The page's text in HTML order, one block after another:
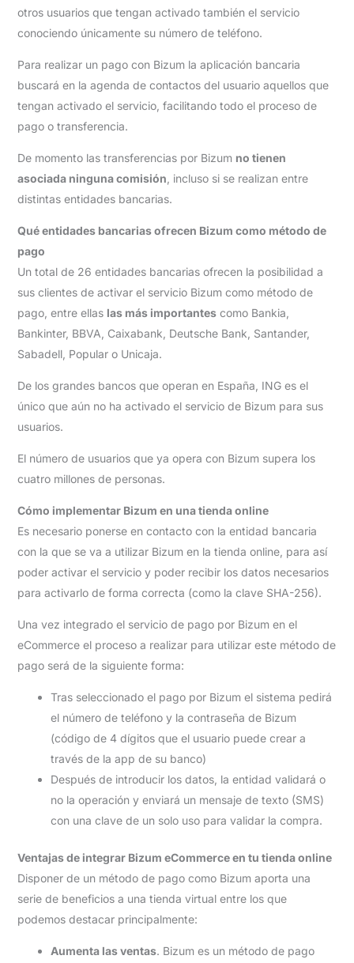
otros usuarios que tengan activado también el servicio
conociendo únicamente su número de teléfono.
Para realizar un pago con Bizum la aplicación bancaria
buscará en la agenda de contactos del usuario aquellos que
tengan activado el servicio, facilitando todo el proceso de
pago o transferencia.
De momento las transferencias por Bizum no tienen
asociada ninguna comisión , incluso si se realizan entre
distintas entidades bancarias.
Qué entidades bancarias ofrecen Bizum como método de
pago
Un total de 26 entidades bancarias ofrecen la posibilidad a
sus clientes de activar el servicio Bizum como método de
pago, entre ellas las más importantescomo Bankia,
Bankinter, BBVA, Caixabank, Deutsche Bank, Santander,
Sabadell, Popular o Unicaja.
De los grandes bancos que operan en España, ING es el
único que aún no ha activado el servicio de Bizum para sus
usuarios.
El número de usuarios que ya opera con Bizum supera los
cuatro millones de personas.
Cómo implementar Bizum en una tienda online
Es necesario ponerse en contacto con la entidad bancaria
con la que se va a utilizar Bizum en la tienda online, para así
poder activar el servicio y poder recibir los datos necesarios
para activarlo de forma correcta (como la clave SHA-256).
Una vez integrado el servicio de pago por Bizum en el
eCommerce el proceso a realizar para utilizar este método de
pago será de la siguiente forma:
Tras seleccionado el pago por Bizum el sistema pedirá
el número de teléfono y la contraseña de Bizum
(código de 4 dígitos que el usuario puede crear a
través de la app de su banco)
Después de introducir los datos, la entidad validará o
no la operación y enviará un mensaje de texto (SMS)
con una clave de un solo uso para validar la compra.
Ventajas de integrar Bizum eCommerce en tu tienda online
Disponer de un método de pago como Bizum aporta una
serie de beneficios a una tienda virtual entre los que
podemos destacar principalmente:
Aumenta las ventas. Bizum es un método de pago